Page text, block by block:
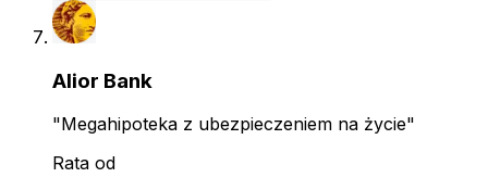
Alior Bank
"Megahipoteka z ubezpieczeniem na życie"
Rata od